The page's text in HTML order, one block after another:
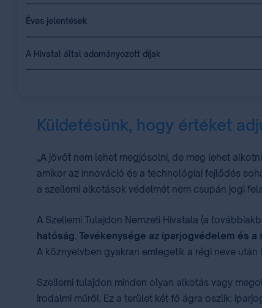
Éves jelentések
A Hivatal által adományozott díjak
Küldetésünk, hogy értéket
„A jövőt nem lehet megjósolni, de meg lehet
amikor az innováció és a technológiai fejlődés
a szellemi alkotások védelmét nem csupán jogi
A Szellemi Tulajdon Nemzeti Hivatala (a
hatóság. Tevékenysége az iparjogvédelem és
A köznyelvben gyakran emlegetik a régi neve
Szellemi tulajdon minden olyan alkotás vagy
irodalmi műről. Ez a terület két fő ágra oszlik: